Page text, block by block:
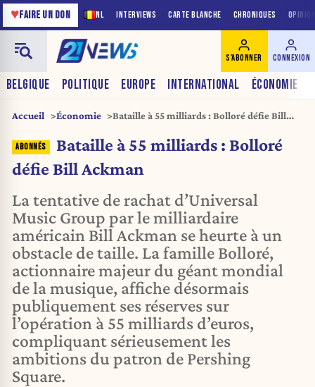
NL INTERVIEWS CARTE BLANCHE CHRONIQUES
♥FAIRE UN DON
BELGIQUE POLITIQUE EUROPE INTERNATIONAL ÉCONOMIE
S'ABONNER CONNEXION
Accueil Économie
Bataille à 55 milliards : Bolloré défie Bill
Bataille à 55 milliards : Bolloré
défie Bill Ackman
La tentative de rachat d’Universal
Music Group par le milliardaire
américain Bill Ackman se heurte à un
obstacle de taille. La famille Bolloré,
actionnaire majeur du géant mondial
de la musique, affiche désormais
publiquement ses réserves sur
l’opération à 55 milliards d’euros,
compliquant sérieusement les
ambitions du patron de Pershing
Square.